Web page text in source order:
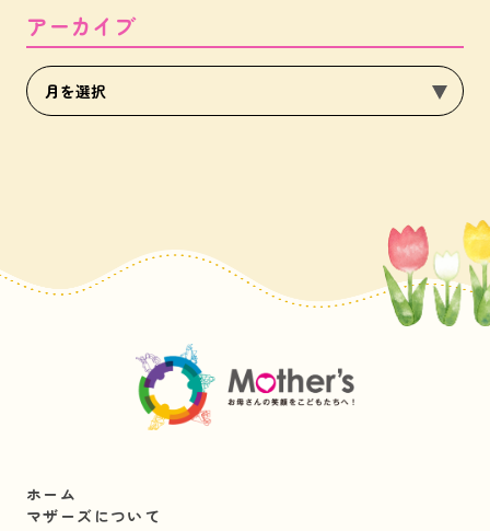
アーカイブ
ホーム
マザーズについて